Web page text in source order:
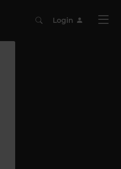
Login